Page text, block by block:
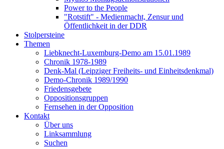
Power to the People
"Rotstift" - Medienmacht, Zensur und
Öffentlichkeit in der DDR
Stolpersteine
Themen
Liebknecht-Luxemburg-Demo am 15.01.1989
Chronik 1978-1989
Denk-Mal (Leipziger Freiheits- und Einheitsdenkmal)
Demo-Chronik 1989/1990
Friedensgebete
Oppositionsgruppen
Fernsehen in der Opposition
Kontakt
Über uns
Linksammlung
Suchen